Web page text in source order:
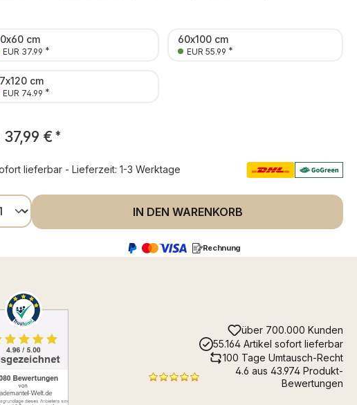
cm
EUR 37.99 *
60x100 cm
EUR 55.99 *
cm
EUR 74.99 *
37,99 € *
lieferbar - Lieferzeit: 1-3 Werktage
Anzahl: Gib den gewünschten Wert
IN DEN WARENKORB
Rechnung
über 700.000 Kunden
55.164 Artikel sofort lieferbar
100 Tage Umtausch-Recht
4.6 aus 43.974 Produkt-
Bewertungen